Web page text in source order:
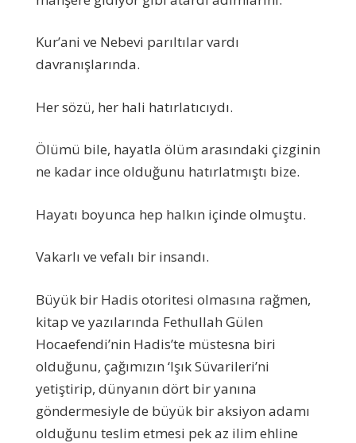
Kur’ani ve Nebevi parıltılar vardı
davranışlarında.
Her sözü, her hali hatırlatıcıydı.
Ölümü bile, hayatla ölüm arasındaki çizginin
ne kadar ince olduğunu hatırlatmıştı bize.
Hayatı boyunca hep halkın içinde olmuştu.
Vakarlı ve vefalı bir insandı.
Büyük bir Hadis otoritesi olmasına rağmen,
kitap ve yazılarında Fethullah Gülen
Hocaefendi’nin Hadis’te müstesna biri
olduğunu, çağımızın ‘Işık Süvarileri’ni
yetiştirip, dünyanın dört bir yanına
göndermesiyle de büyük bir aksiyon adamı
olduğunu teslim etmesi pek az ilim ehline